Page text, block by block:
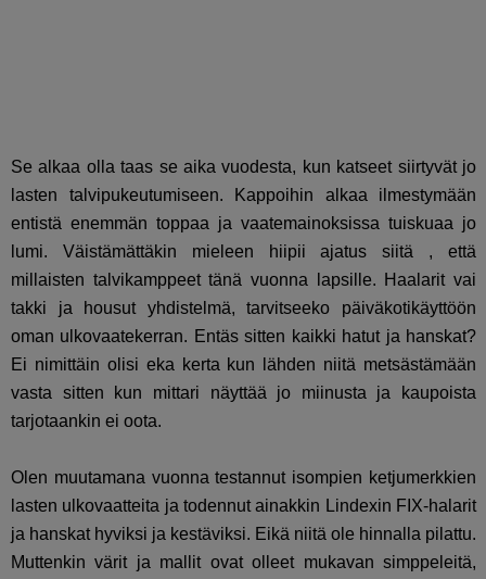
Se alkaa olla taas se aika vuodesta, kun katseet siirtyvät jo
lasten talvipukeutumiseen. Kappoihin alkaa ilmestymään
entistä enemmän toppaa ja vaatemainoksissa tuiskuaa jo
lumi. Väistämättäkin mieleen hiipii ajatus siitä , että
millaisten talvikamppeet tänä vuonna lapsille. Haalarit vai
takki ja housut yhdistelmä, tarvitseeko päiväkotikäyttöön
oman ulkovaatekerran. Entäs sitten kaikki hatut ja hanskat?
Ei nimittäin olisi eka kerta kun lähden niitä metsästämään
vasta sitten kun mittari näyttää jo miinusta ja kaupoista
tarjotaankin ei oota.
Olen muutamana vuonna testannut isompien ketjumerkkien
lasten ulkovaatteita ja todennut ainakkin Lindexin FIX-halarit
ja hanskat hyviksi ja kestäviksi. Eikä niitä ole hinnalla pilattu.
Muttenkin värit ja mallit ovat olleet mukavan simppeleitä,